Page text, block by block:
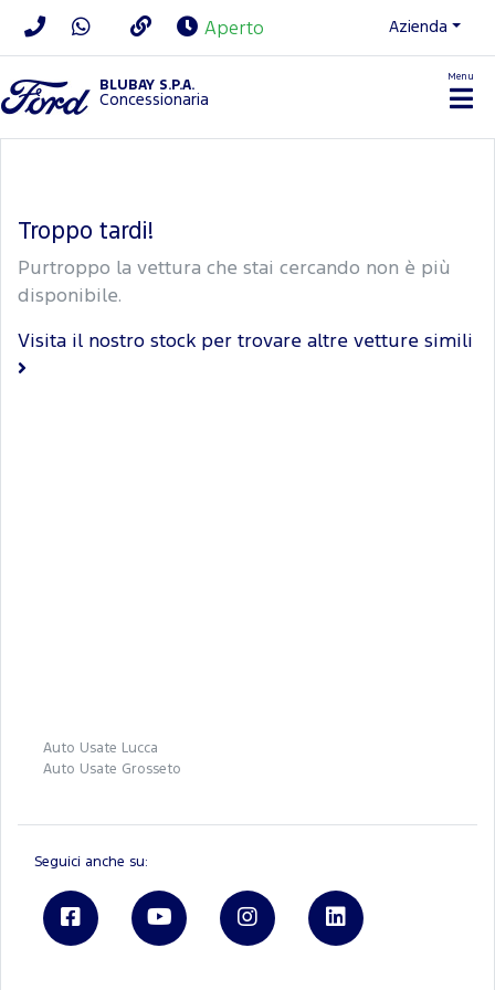
Aperto Azienda
BLUBAY S.P.A.
Concessionaria
Menu
Troppo tardi!
Purtroppo la vettura che stai cercando non è più
disponibile.
Visita il nostro stock per trovare altre vetture simili
Auto Usate Lucca
Auto Usate Grosseto
Seguici anche su: